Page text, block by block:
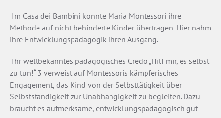
Im Casa dei Bambini konnte Maria Montessori ihre
Methode auf nicht behinderte Kinder übertragen. Hier nahm
ihre Entwicklungspädagogik ihren Ausgang.
Ihr weltbekanntes pädagogisches Credo „Hilf mir, es selbst
zu tun!“ 3 verweist auf Montessoris kämpferisches
Engagement, das Kind von der Selbsttätigkeit über
Selbstständigkeit zur Unabhängigkeit zu begleiten. Dazu
braucht es aufmerksame, entwicklungspädagogisch gut